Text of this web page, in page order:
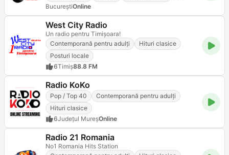
BucureştiOnline
West City Radio
Un radio pentru Timișoara!
Contemporană pentru adulți
Hituri clasice
Posturi locale
6Timiș88.8 FM
Radio KoKo
Pop / Top 40
Contemporană pentru adulți
Hituri clasice
6Județul MureșOnline
Radio 21 Romania
No1 Romania Hits Station